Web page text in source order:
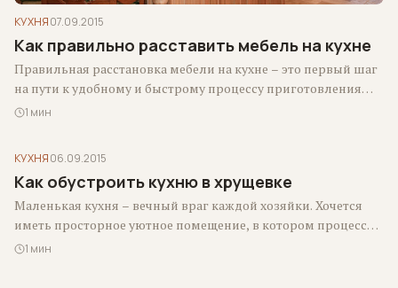
КУХНЯ07.09.2015
Как правильно расставить мебель на кухне
Правильная расстановка мебели на кухне – это первый шаг
на пути к удобному и быстрому процессу приготовления
пищи. Последовав простым,…
1 мин
КУХНЯ06.09.2015
Как обустроить кухню в хрущевке
Маленькая кухня – вечный враг каждой хозяйки. Хочется
иметь просторное уютное помещение, в котором процесс
готовки стал бы приятным и…
1 мин